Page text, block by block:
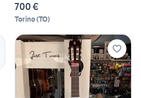
700 €
Torino(TO)